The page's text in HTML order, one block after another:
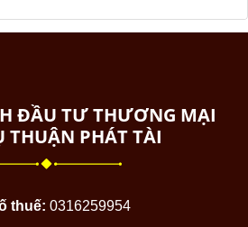
ĐẦU TƯ THƯƠNG MẠI
THUẬN PHÁT TÀI
thuế: 0316259954